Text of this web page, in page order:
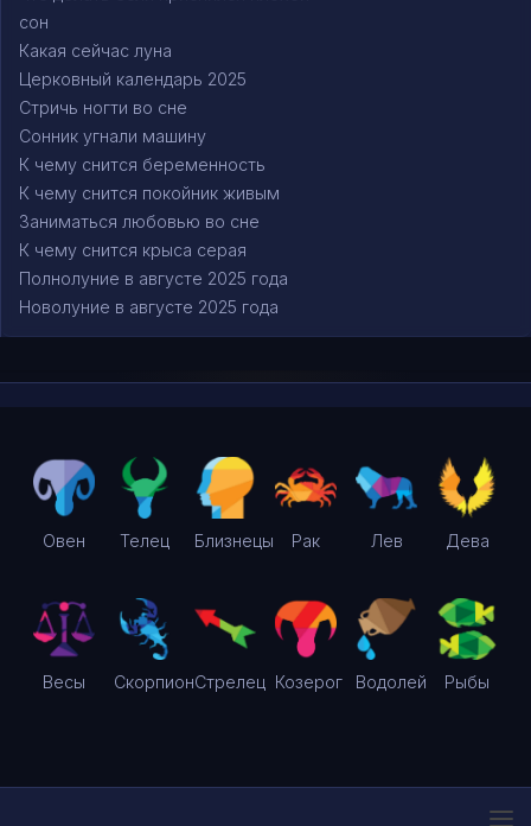
сон
Какая сейчас луна
Церковный календарь 2025
Стричь ногти во сне
Сонник угнали машину
К чему снится беременность
К чему снится покойник живым
Заниматься любовью во сне
К чему снится крыса серая
Полнолуние в августе 2025 года
Новолуние в августе 2025 года
Овен Телец Близнецы Рак Лев Дева
Весы СкорпионСтрелец Козерог Водолей Рыбы